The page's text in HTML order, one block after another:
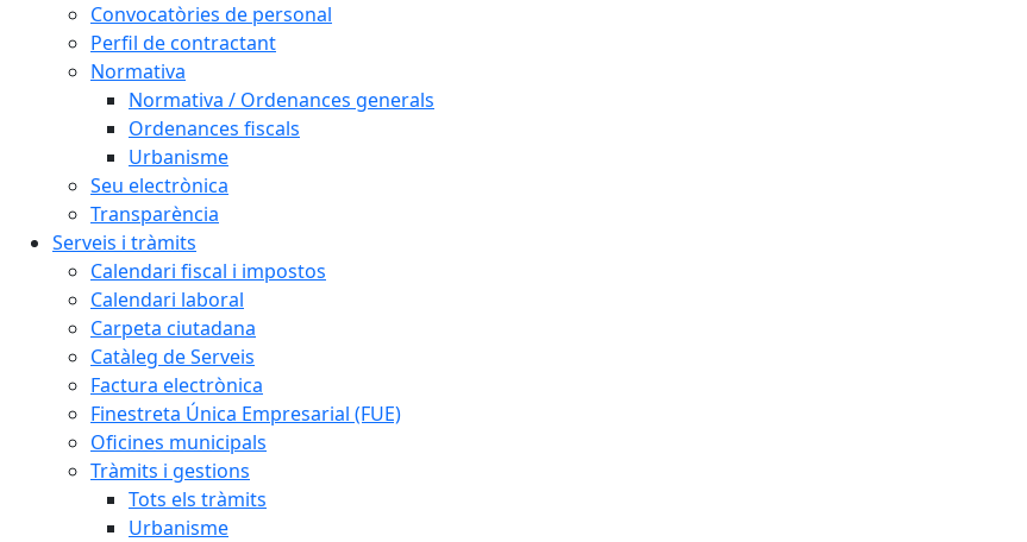
Convocatòries de personal
Perfil de contractant
Normativa
Normativa / Ordenances generals
Ordenances fiscals
Urbanisme
Seu electrònica
Transparència
Serveis i tràmits
Calendari fiscal i impostos
Calendari laboral
Carpeta ciutadana
Catàleg de Serveis
Factura electrònica
Finestreta Única Empresarial (FUE)
Oficines municipals
Tràmits i gestions
Tots els tràmits
Urbanisme